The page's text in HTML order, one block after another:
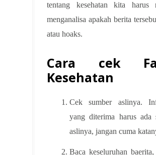
tentang kesehatan kita harus
menganalisa apakah berita
atau hoaks.
Cara cek
Kesehatan
Cek sumber aslinya.
yang diterima harus ada
aslinya, jangan cuma
Baca keseluruhan